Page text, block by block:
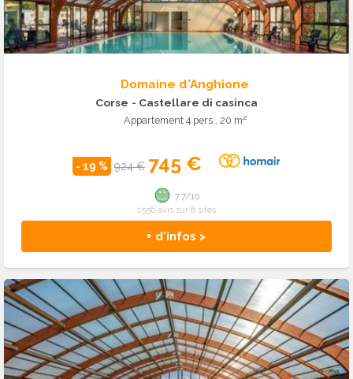
Domaine d'Anghione
Corse - Castellare di casinca
Appartement 4 pers., 20 m²
- 19 % 924 € 745 €
+ d'infos >
7.7/10
1556 avis sur 6 sites